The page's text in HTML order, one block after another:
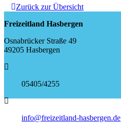
Zurück zur Übersicht
Freizeitland Hasbergen
Osnabrücker Straße 49
49205 Hasbergen
05405/4255
info@freizeitland-hasbergen.de